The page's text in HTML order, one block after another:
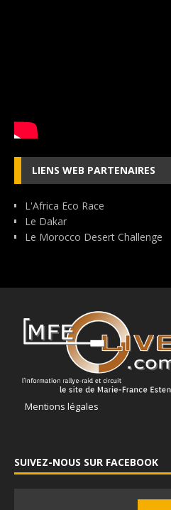
LIENS WEB PARTENAIRES
L'Africa Eco Race
Le Dakar
Le Morocco Desert Challenge
Mentions légales
SUIVEZ-NOUS SUR FACEBOOK